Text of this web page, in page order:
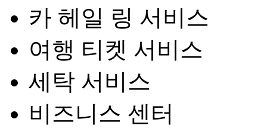
카 헤일 링 서비스
여행 티켓 서비스
세탁 서비스
비즈니스 센터